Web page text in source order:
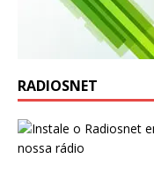
RADIOSNET